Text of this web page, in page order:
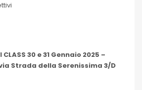
30 e 31 Gennaio 2025 –
Strada della Serenissima 3/D